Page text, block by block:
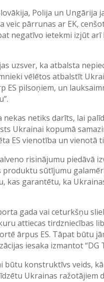
Polija un Ungārija
veic pārrunas ar EK,
negatīvo ietekmi izjūt arī
uzsver, ka atbalsta
vēlētos atbalstīt
ES pilsoņiem, un
nekas netiks darīts, lai
Ukrainai kopumā
ES vienotība un vienotā
risinājumu piedāvā
produktu sūtījumu
kas garantētu, ka
gada vai ceturkšņu
attiecas tirdzniecības
ārpus ES. Tāpat būtu
iesaka izmantot “DG
būtu konstruktīvs veids,
Ukrainas